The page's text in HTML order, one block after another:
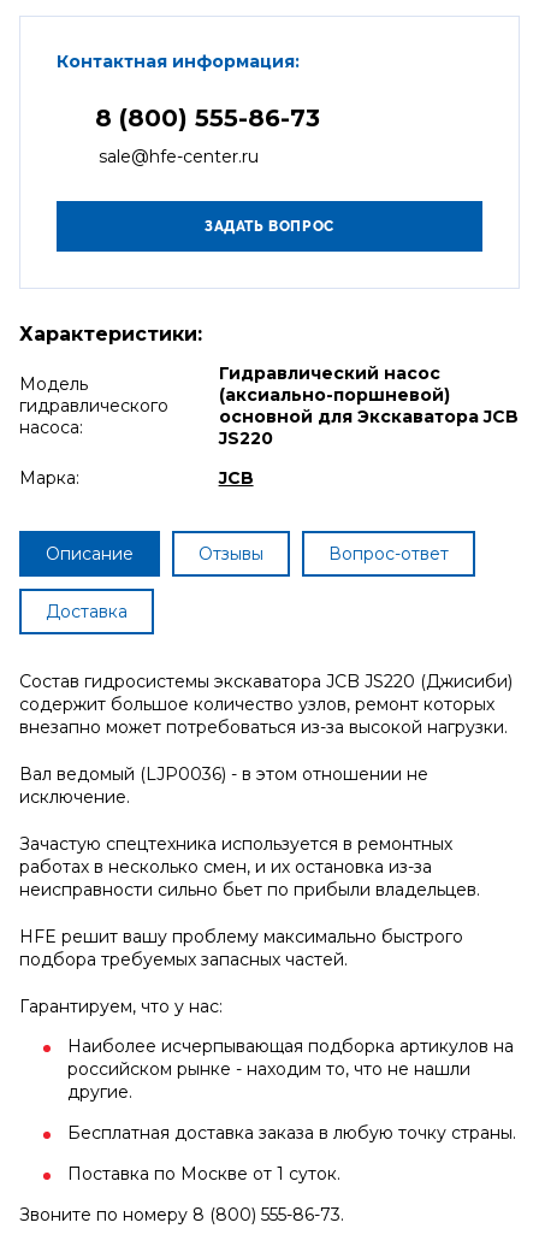
Контактная информация:
8 (800) 555-86-73
sale@hfe-center.ru
Характеристики:
Модель
гидравлического
насоса:
Гидравлический насос
(аксиально-поршневой)
основной для Экскаватора JCB
JS220
Марка:
JCB
Описание Отзывы Вопрос-ответ
Доставка
Состав гидросистемы экскаватора JCB JS220 (Джисиби)
содержит большое количество узлов, ремонт которых
внезапно может потребоваться из-за высокой нагрузки.
Вал ведомый (LJP0036) - в этом отношении не
исключение.
Зачастую спецтехника используется в ремонтных
работах в несколько смен, и их остановка из-за
неисправности сильно бьет по прибыли владельцев.
HFE решит вашу проблему максимально быстрого
подбора требуемых запасных частей.
Гарантируем, что у нас:
Наиболее исчерпывающая подборка артикулов на
российском рынке - находим то, что не нашли
другие.
Бесплатная доставка заказа в любую точку страны.
Поставка по Москве от 1 суток.
Звоните по номеру 8 (800) 555-86-73.